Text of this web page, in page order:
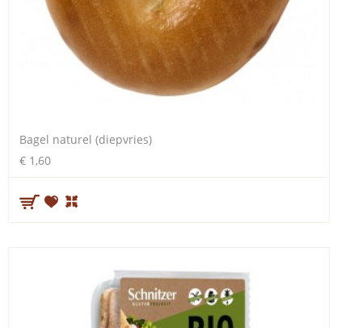
Bagel naturel (diepvries)
€ 1,60